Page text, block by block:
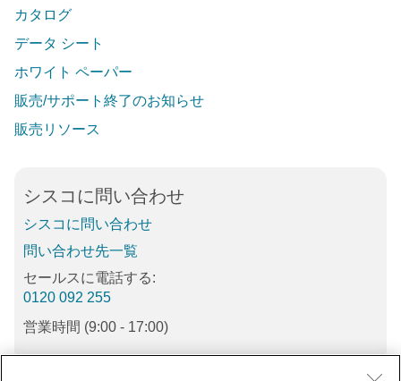
カタログ
データ シート
ホワイト ペーパー
販売/サポート終了のお知らせ
販売リソース
シスコに問い合わせ
シスコに問い合わせ
問い合わせ先一覧
セールスに電話する:
0120 092 255
営業時間 (9:00 - 17:00)